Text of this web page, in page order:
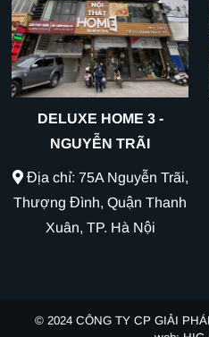
DELUXE HOME 3 -
NGUYỄN TRÃI
Địa chỉ: 75A Nguyễn Trãi,
Thượng Đình, Quận Thanh
Xuân, TP. Hà Nội
© 2024 CÔNG TY CP GIẢI